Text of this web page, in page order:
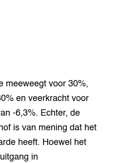
meeweegt voor 30%,
en veerkracht voor
-6,3%. Echter, de
is van mening dat het
heeft. Hoewel het
in